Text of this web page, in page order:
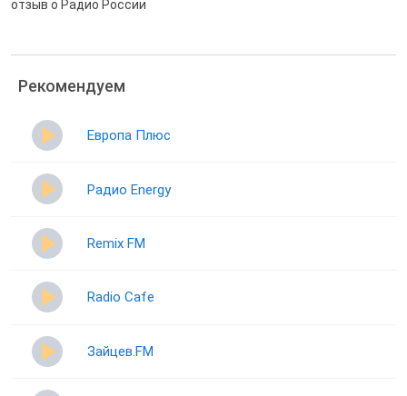
отзыв о Радио России
Рекомендуем
Европа Плюс
Радио Energy
Remix FM
Radio Cafe
Зайцев.FM